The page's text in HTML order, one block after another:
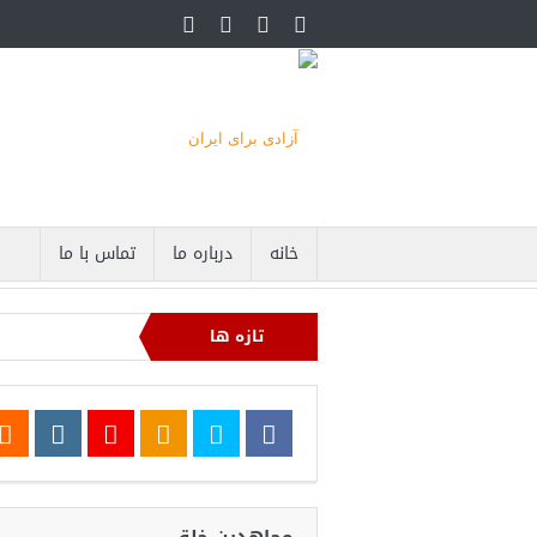
خانه درباره ما تماس با ما
تازه ها